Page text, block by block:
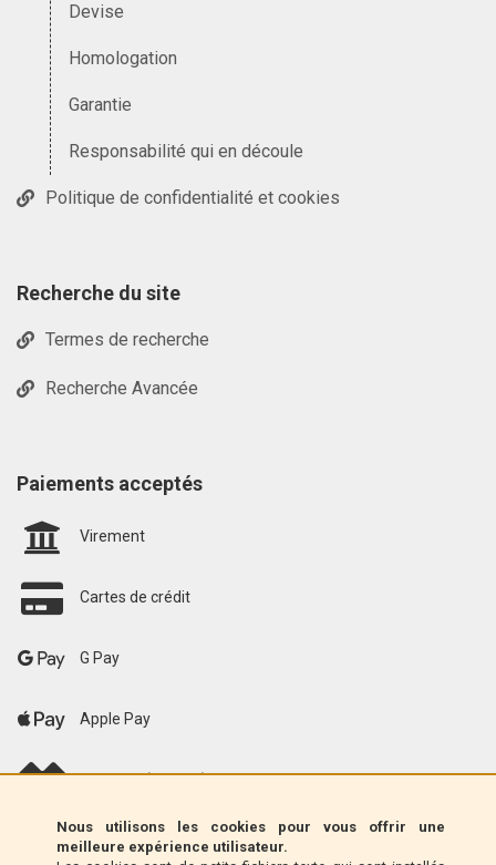
Nous utilisons les cookies pour vous offrir une
meilleure expérience utilisateur.
Devise
Homologation
Garantie
Responsabilité qui en découle
Politique de confidentialité et cookies
Recherche du site
Termes de recherche
Recherche Avancée
Paiements acceptés
Virement
Cartes de crédit
G Pay
Apple Pay
scalapay (EU only)
Klarna (UE uniquement)